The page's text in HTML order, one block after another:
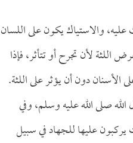
والاستياك يكون على اللسان
اللثة لأن تجرح أو تتأثر، فإذا
دون أن يؤثر على اللثة.
صلى الله عليه وسلم، وفي
عليها للجهاد في سبيل